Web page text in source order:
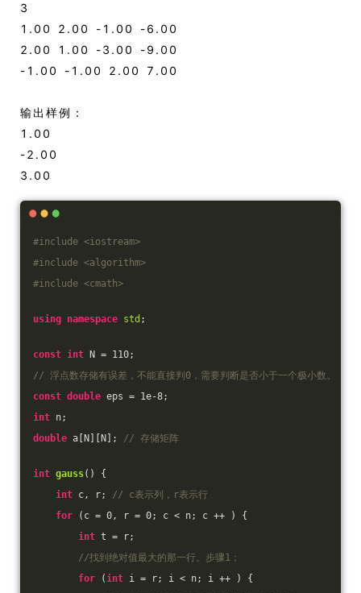
3
1.00 2.00 -1.00 -6.00
2.00 1.00 -3.00 -9.00
-1.00 -1.00 2.00 7.00
输出样例：
1.00
-2.00
3.00
#include <iostream>
#include <algorithm>
#include <cmath>
using namespace std ;
const int N = 110;
// 浮点数存储有误差，不能直接判0，需要判断是否小于一个极小数。
const double eps = 1e-8;
int n;
double a[N][N]; // 存储矩阵
int gauss()
{
int c, r; // c表示列，r表示行
for (c = 0, r = 0; c < n; c ++ ) {
int t = r;
//找到绝对值最大的那一行。步骤1；
for (int i = r; i < n; i ++ ) {